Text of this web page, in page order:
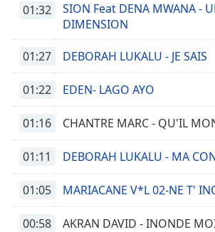
01:32
SION Feat DENA MWANA -
DIMENSION
01:27 DEBORAH LUKALU - JE SAIS
01:22 EDEN- LAGO AYO
01:16 CHANTRE MARC - QU'IL
01:11 DEBORAH LUKALU - MA
01:05 MARIACANE V*L 02-NE T'
00:58 AKRAN DAVID - INONDE